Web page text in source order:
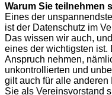
Warum Sie teilnehmen
Eines der
ist der Datenschutz im
Das wissen wir auch,
eines der wichtigsten ist.
Anspruch nehmen,
unkontrollierten und
gilt auch für alle anderen
Sie als Vereinsvorstand